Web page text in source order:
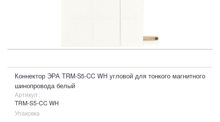
Коннектор ЭРА TRM-S5-CC WH угловой для тонкого магнитного
шинопровода белый
Артикул :
TRM-S5-CC WH
Упаковка